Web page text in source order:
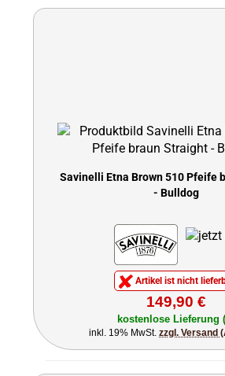
Savinelli Etna Brown 510 Pfeife
- Bulldog
Artikel ist nicht
149,90 €
kostenlose Lieferung
inkl. 19% MwSt. zzgl. Versand